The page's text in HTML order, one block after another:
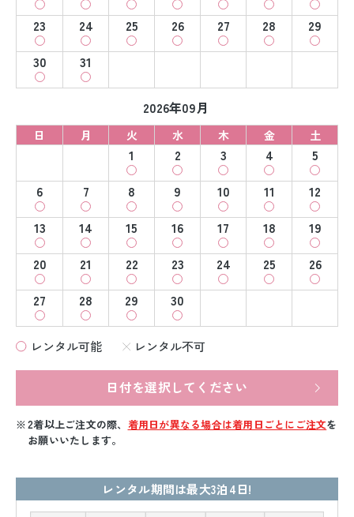
23
24 25 26 27 28
29
30
31
2026年09月
日 月 火 水 木 金 土
1 2 3 4
5
6
7 8 9 10 11
12
13
14 15 16 17 18
19
20
21 22 23 24 25
26
27
28 29 30
レンタル可能 レンタル不可
日付を選択してください
2着以上ご注文の際、 着用日が異なる場合は着用日ごとにご注文を
お願いいたします。
レンタル期間は最大3泊4日!